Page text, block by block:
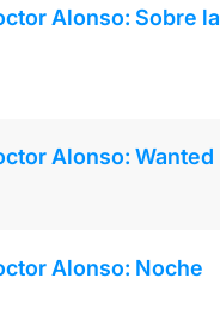
Alonso: Sobre la
Alonso: Wanted
Alonso: Noche